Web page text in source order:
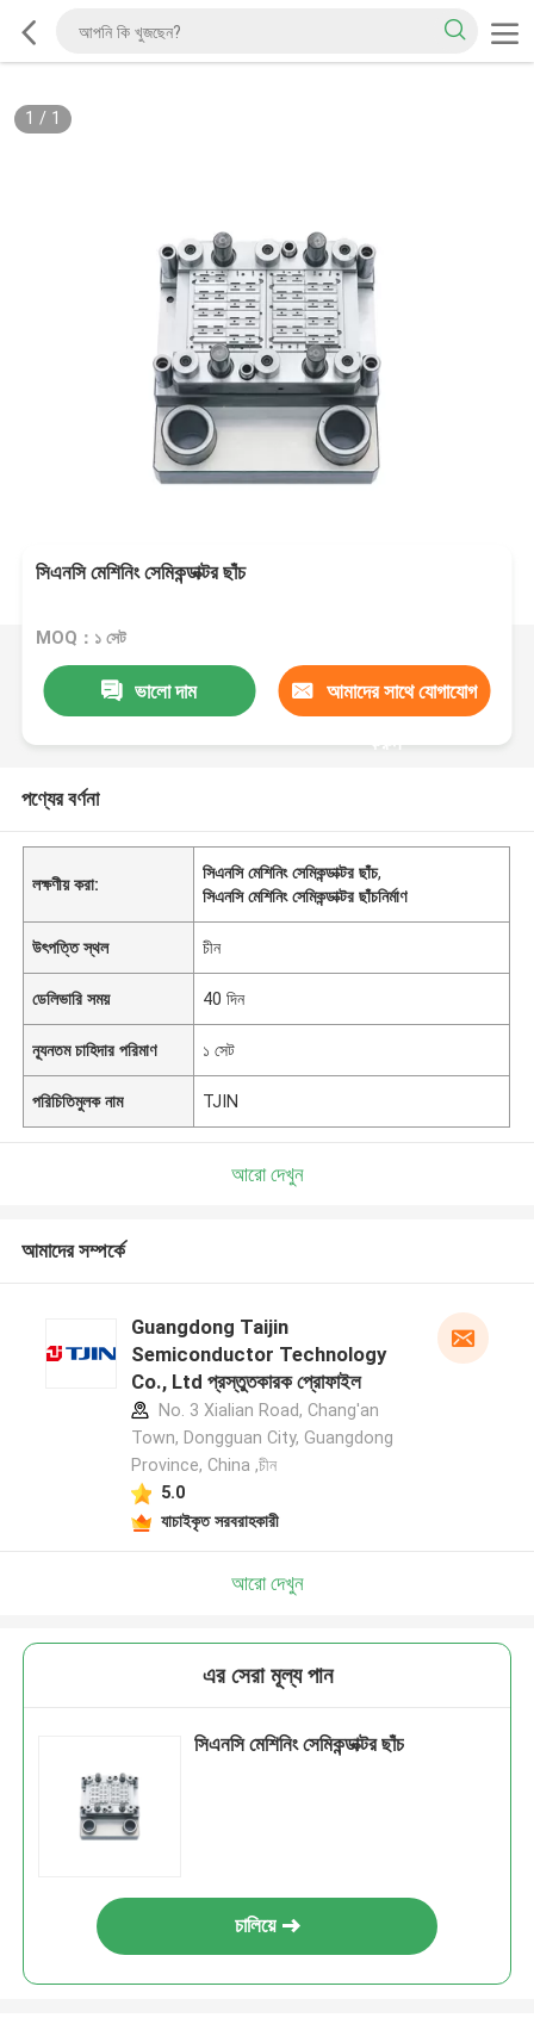
1 / 1
সিএনসি মেশিনিং সেমিকন্ডাক্টর ছাঁচ
MOQ：১ সেট
ভালো দাম আমাদের সাথে যোগাযোগ
করুন
পণ্যের বর্ণনা
লক্ষণীয় করা:
সিএনসি মেশিনিং সেমিকন্ডাক্টর ছাঁচ,
সিএনসি মেশিনিং সেমিকন্ডাক্টর ছাঁচনির্মাণ
উৎপত্তি স্থল চীন
ডেলিভারি সময় 40 দিন
ন্যূনতম চাহিদার পরিমাণ ১ সেট
পরিচিতিমুলক নাম TJIN
আরো দেখুন
আমাদের সম্পর্কে
Guangdong Taijin
Semiconductor Technology
Co., Ltd প্রস্তুতকারক প্রোফাইল
No. 3 Xialian Road, Chang'an
Town, Dongguan City, Guangdong
Province, China ,চীন
5.0
যাচাইকৃত সরবরাহকারী
আরো দেখুন
এর সেরা মূল্য পান
সিএনসি মেশিনিং সেমিকন্ডাক্টর ছাঁচ
চালিয়ে